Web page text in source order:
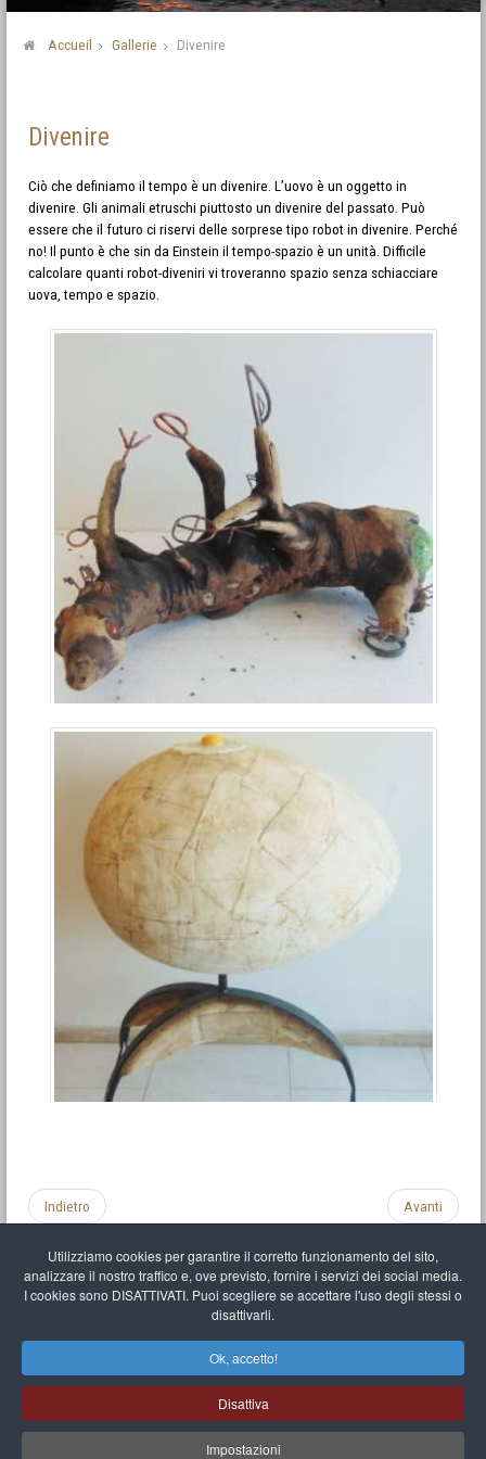
Utilizziamo cookies per garantire il corretto funzionamento del sito,
analizzare il nostro traffico e, ove previsto, fornire i servizi dei social media.
I cookies sono DISATTIVATI. Puoi scegliere se accettare l'uso degli stessi o
disattivarli.
Ok, accetto!
Disattiva
Impostazioni
Accueil Gallerie Divenire
Divenire
Ciò che definiamo il tempo è un divenire. L’uovo è un oggetto in
divenire. Gli animali etruschi piuttosto un divenire del passato. Può
essere che il futuro ci riservi delle sorprese tipo robot in divenire. Perché
no! Il punto è che sin da Einstein il tempo-spazio è un unità. Difficile
calcolare quanti robot-diveniri vi troveranno spazio senza schiacciare
uova, tempo e spazio.
Indietro Avanti
Mappa del sito
Mr Balthasar Brennenstuhl
Artista scultore e pittore
Quai Séverine Résidence Navy Club / 17 83430 Saint-Mandrier-sur-Mer,Provence-
Alpes-Côte d'Azur-France